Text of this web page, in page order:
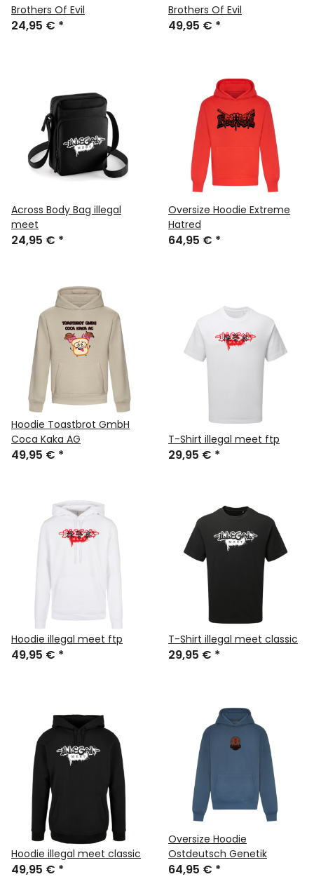
Brothers Of Evil
24,95 € *
Brothers Of Evil
49,95 € *
Across Body Bag illegal
meet
24,95 € *
Oversize Hoodie Extreme
Hatred
64,95 € *
Hoodie Toastbrot GmbH
Coca Kaka AG
49,95 € *
T-Shirt illegal meet ftp
29,95 € *
Hoodie illegal meet ftp
49,95 € *
T-Shirt illegal meet classic
29,95 € *
Hoodie illegal meet classic
49,95 € *
Oversize Hoodie
Ostdeutsch Genetik
64,95 € *